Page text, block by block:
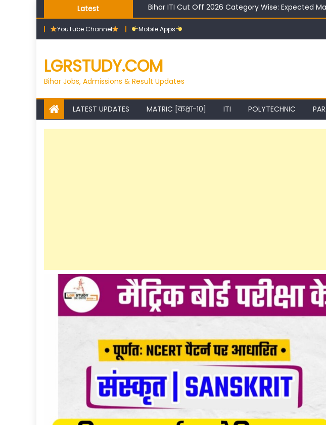
to
content
Latest
High Salary Courses After 10th in India 2026 | Best
YouTube Channel Mobile Apps
LGRSTUDY.COM
Bihar Jobs, Admissions & Result Updates
LATEST UPDATES MATRIC [कक्षा-10] ITI POLYTECHNIC